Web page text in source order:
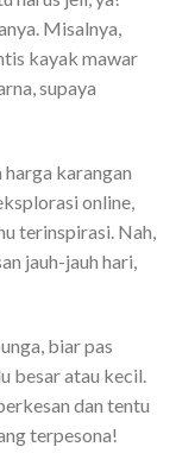
Misalnya,
kayak mawar
supaya
harga karangan
online,
terinspirasi. Nah,
jauh-jauh hari,
biar pas
besar atau kecil.
dan tentu
terpesona!